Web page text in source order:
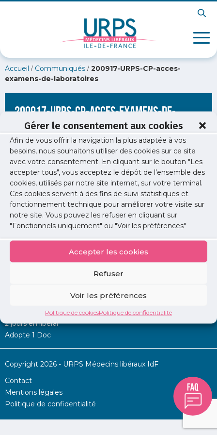
Gérer le consentement aux cookies
Afin de vous offrir la navigation la plus adaptée à vos
besoins, nous souhaitons utiliser des cookies sur ce site
avec votre consentement. En cliquant sur le bouton "Les
accepter tous", vous acceptez le dépôt de l’ensemble des
cookies, utilisés par notre site internet, sur votre terminal.
Ces cookies servent à des fins de suivi statistiques et
fonctionnement technique pour améliorer votre visite sur
notre site. Vous pouvez les refuser en cliquant sur
"Fonctionnels uniquement" ou "Voir les préférences"
Accepter les cookies
Refuser
Voir les préférences
Politique de cookiesPolitique de confidentialité
Accueil / Communiqués / 200917-URPS-CP-acces-
examens-de-laboratoires
200917-URPS-CP-acces-examens-de-
laboratoires
Permanence d’aide à l’installation
2 jours en libéral
Adopte 1 Doc
Copyright 2026 - URPS Médecins libéraux IdF
Contact
Mentions légales
Politique de confidentialité